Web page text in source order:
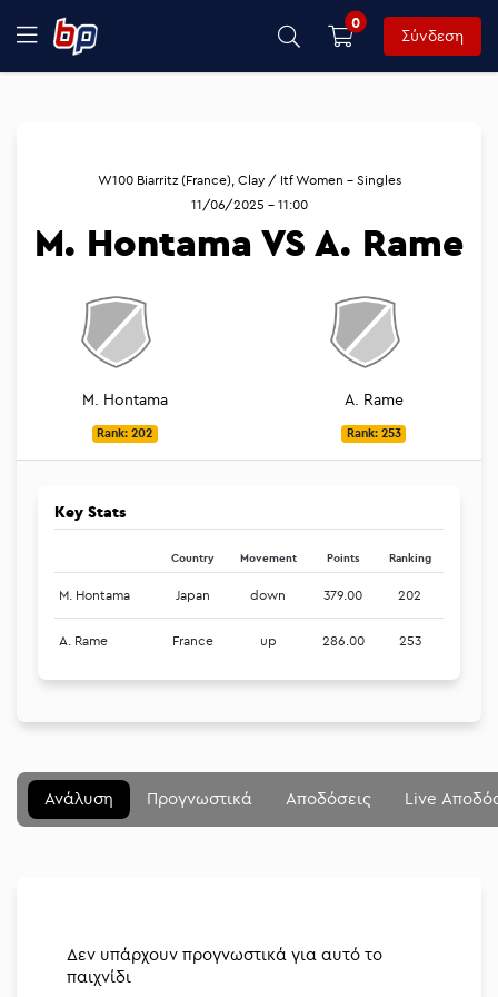
0
Σύνδεση
M. Hontama
Rank: 202
W100 Biarritz (France), Clay / Itf Women - Singles
11/06/2025 - 11:00
M. Hontama VS A. Rame
A. Rame
Rank: 253
Key Stats
Country Movement Points Ranking
M. Hontama Japan down 379.00 202
A. Rame France up 286.00 253
Ανάλυση Προγνωστικά Αποδόσεις Live
Δεν υπάρχουν προγνωστικά για αυτό το
παιχνίδι
Μενού
Betting community
Διοργανώσεις